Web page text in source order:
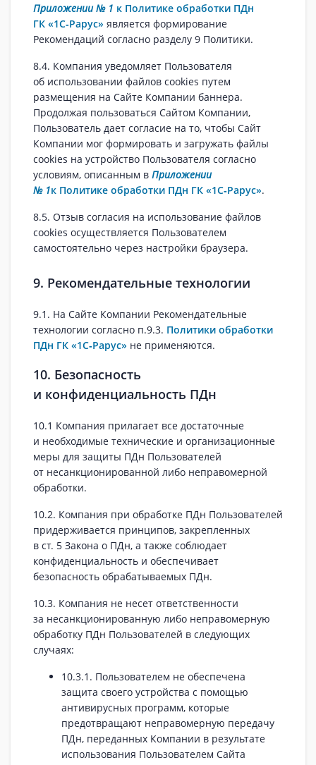
Приложении № 1 к Политике обработки ПДн
ГК «1С‑Рарус» является формирование
Рекомендаций согласно разделу 9 Политики.
8.4. Компания уведомляет Пользователя
об использовании файлов cookies путем
размещения на Сайте Компании баннера.
Продолжая пользоваться Сайтом Компании,
Пользователь дает согласие на то, чтобы Сайт
Компании мог формировать и загружать файлы
cookies на устройство Пользователя согласно
условиям, описанным в Приложении
№ 1к Политике обработки ПДн ГК «1С‑Рарус».
8.5. Отзыв согласия на использование файлов
cookies осуществляется Пользователем
самостоятельно через настройки браузера.
9. Рекомендательные технологии
9.1. На Сайте Компании Рекомендательные
технологии согласно п.9.3. Политики обработки
ПДн ГК «1С‑Рарус» не применяются.
10. Безопасность
и конфиденциальность ПДн
10.1 Компания прилагает все достаточные
и необходимые технические и организационные
меры для защиты ПДн Пользователей
от несанкционированной либо неправомерной
обработки.
10.2. Компания при обработке ПДн Пользователей
придерживается принципов, закрепленных
в ст. 5 Закона о ПДн, а также соблюдает
конфиденциальность и обеспечивает
безопасность обрабатываемых ПДн.
10.3. Компания не несет ответственности
за несанкционированную либо неправомерную
обработку ПДн Пользователей в следующих
случаях:
10.3.1. Пользователем не обеспечена
защита своего устройства с помощью
антивирусных программ, которые
предотвращают неправомерную передачу
ПДн, переданных Компании в результате
использования Пользователем Сайта